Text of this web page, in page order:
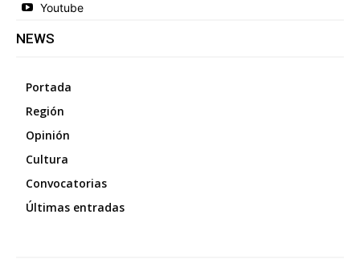
Youtube
NEWS
Portada
Región
Opinión
Cultura
Convocatorias
Últimas entradas